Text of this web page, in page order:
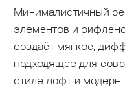
Минималистичный
элементов и
создаёт мягкое,
подходящее для
стиле лофт и